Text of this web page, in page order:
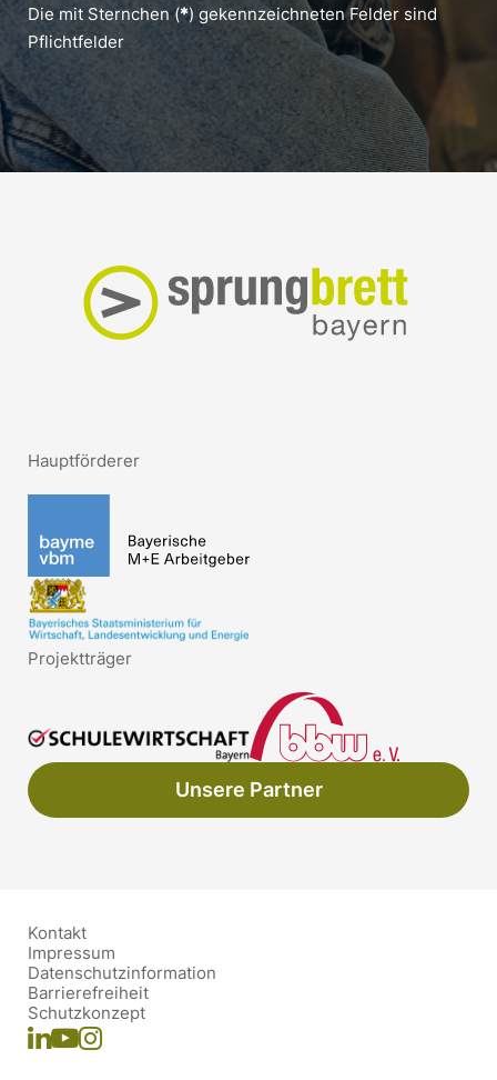
Die mit Sternchen (*) gekennzeichneten Felder sind
Pflichtfelder
Hauptförderer
Projektträger
Unsere Partner
Kontakt
Impressum
Datenschutzinformation
Barrierefreiheit
Schutzkonzept